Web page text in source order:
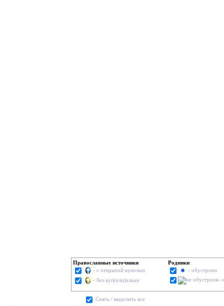
Православные источники
- с открытой купелью
- без куп(ели)альни
Родники
- обустроен
-
Cнять / выделить все